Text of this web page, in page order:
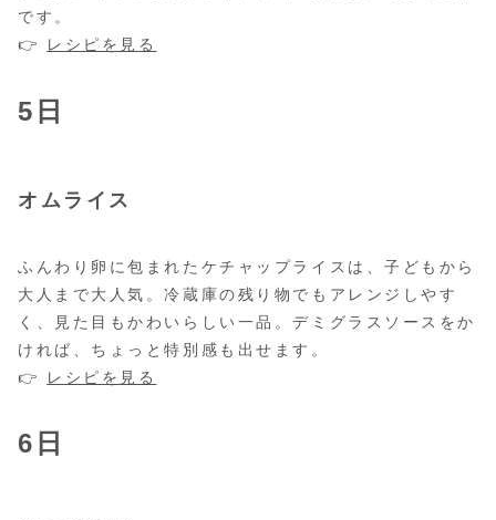
です。
👉
レシピを見る
5日
オムライス
ふんわり卵に包まれたケチャップライスは、子どもから
大人まで大人気。冷蔵庫の残り物でもアレンジしやす
く、見た目もかわいらしい一品。デミグラスソースをか
ければ、ちょっと特別感も出せます。
👉
レシピを見る
6日